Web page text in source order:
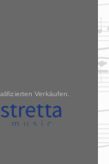
Verkäufen.